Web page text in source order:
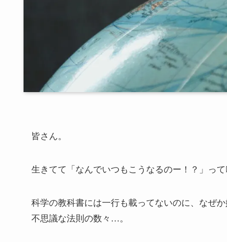
皆さん。
生きてて「なんでいつもこうなるのー！？」っ
科学の教科書には一行も載ってないのに、なぜ
不思議な法則の数々…。